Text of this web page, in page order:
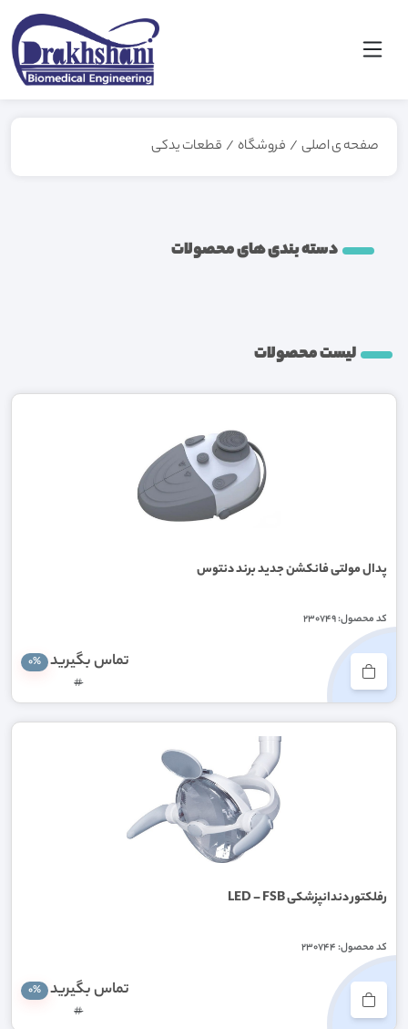
صفحه ی اصلی / فروشگاه / قطعات یدکی
دسته بندی های محصولات
لیست محصولات
پدال مولتی فانکشن جدید برند دنتوس
کد محصول: 230749
تماس بگیرید 0%
#
رفلکتور دندانپزشکی LED – FSB
کد محصول: 230744
تماس بگیرید 0%
#